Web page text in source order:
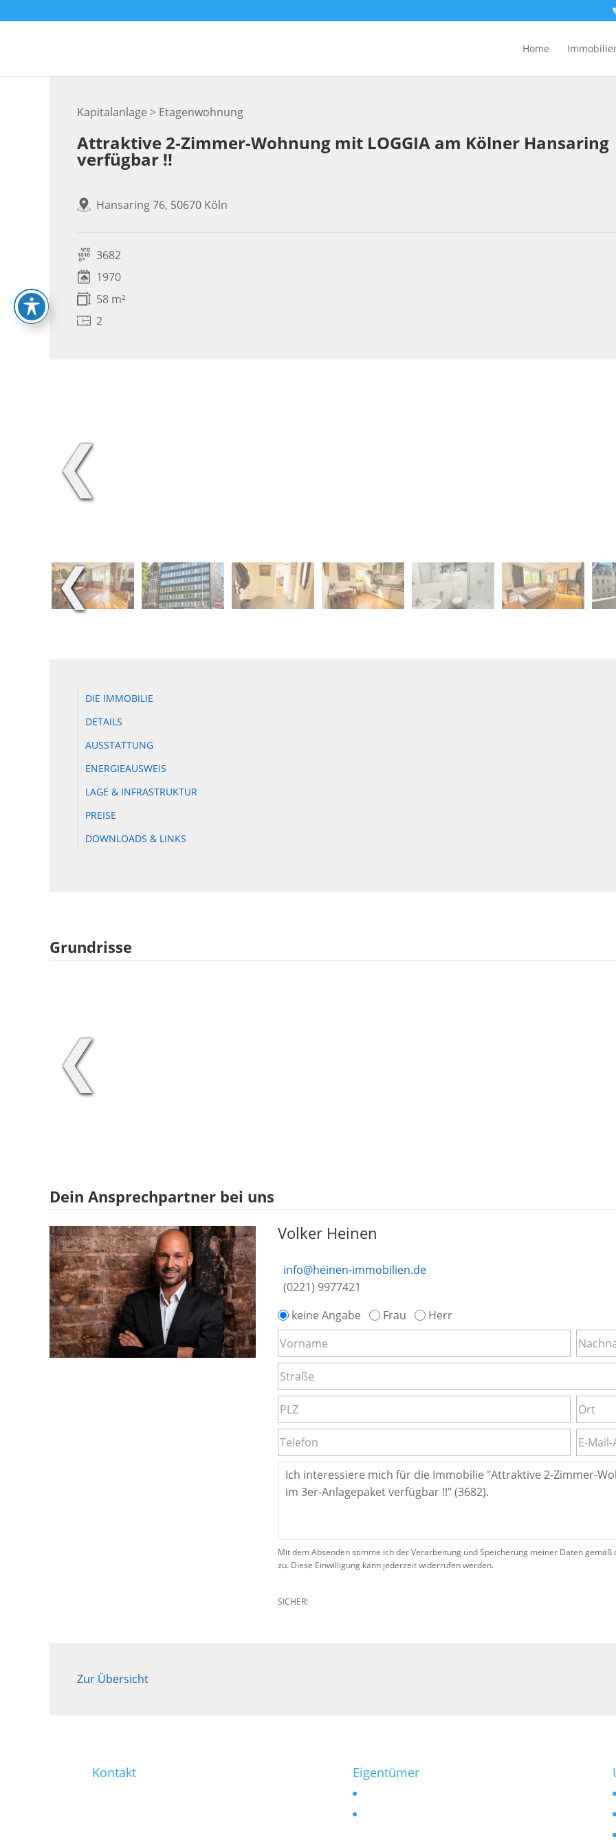
Home
Kapitalanlage > Etagenwohnung
Attraktive 2-Zimmer-Wohnung mit LOGGIA am Kölner Hansaring
verfügbar !!
Hansaring 76, 50670 Köln
3682
1970
58 m²
2
❮
❮
DIE IMMOBILIE
DETAILS
AUSSTATTUNG
ENERGIEAUSWEIS
LAGE & INFRASTRUKTUR
PREISE
DOWNLOADS & LINKS
Grundrisse
❮
Dein Ansprechpartner bei uns
Volker Heinen
info@heinen-immobilien.de
(0221) 9977421
keine Angabe
Frau Herr
Mit dem Absenden stimme ich der Verarbeitung und Speicherung meiner Daten
zu. Diese Einwilligung kann jederzeit widerrufen werden.
SICHER!
Zur Übersicht
Kontakt Eigentümer